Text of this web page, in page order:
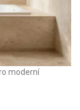
moderní